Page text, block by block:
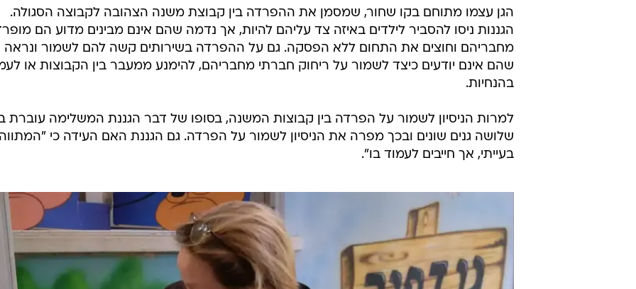
הגן עצמו מתוחם בקו שחור, שמסמן את ההפרדה בין קבוצת משנה הצהובה לקבוצה הסגולה.
הגננות ניסו להסביר לילדים באיזה צד עליהם להיות, אך נדמה שהם אינם מבינים מדוע הם
מחבריהם וחוצים את התחום ללא הפסקה. גם על ההפרדה בשירותים קשה להם לשמור ונראה
שהם אינם יודעים כיצד לשמור על ריחוק חברתי מחבריהם, להימנע ממעבר בין הקבוצות או
בהנחיות.
למרות הניסיון לשמור על הפרדה בין קבוצות המשנה, בסופו של דבר הגננת המשלימה עוברת
שלושה גנים שונים ובכך מפרה את הניסיון לשמור על הפרדה. גם הגננת האם העידה כי
בעייתי, אך חייבים לעמוד בו".